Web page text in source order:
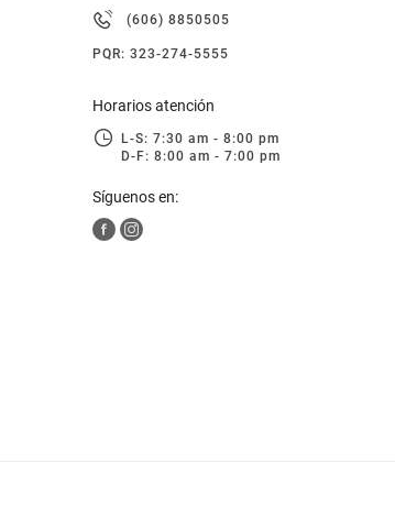
hogar
tecnología
moda
deportes
(606) 8850505
PQR: 323-274-5555
Horarios atención
L-S: 7:30 am - 8:00 pm
D-F: 8:00 am - 7:00 pm
Síguenos en: